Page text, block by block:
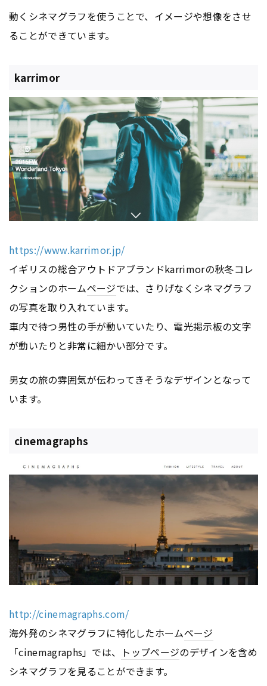
動くシネマグラフを使うことで、イメージや想像をさせ
ることができています。
karrimor
https://www.karrimor.jp/
イギリスの総合アウトドアブランドkarrimorの秋冬コレ
クションのホームページでは、さりげなくシネマグラフ
の写真を取り入れています。
車内で待つ男性の手が動いていたり、電光掲示板の文字
が動いたりと非常に細かい部分です。
男女の旅の雰囲気が伝わってきそうなデザインとなって
います。
cinemagraphs
http://cinemagraphs.com/
海外発のシネマグラフに特化したホームページ
「cinemagraphs」では、
トップページのデザインを含め
シネマグラフを見ることができます。